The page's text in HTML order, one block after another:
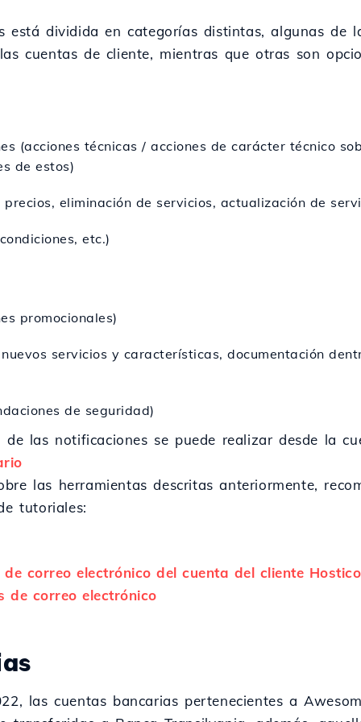
está dividida en categorías distintas, algunas de
cuentas de cliente, mientras que otras son
(acciones técnicas / acciones de carácter técnico
de estos)
eliminación de servicios, actualización de
etc.)
promocionales)
servicios y características, documentación
de seguridad)
las notificaciones se puede realizar desde la
las herramientas descritas anteriormente,
tutoriales:
correo electrónico del cuenta del cliente Hostico
de correo electrónico
las cuentas bancarias pertenecientes a